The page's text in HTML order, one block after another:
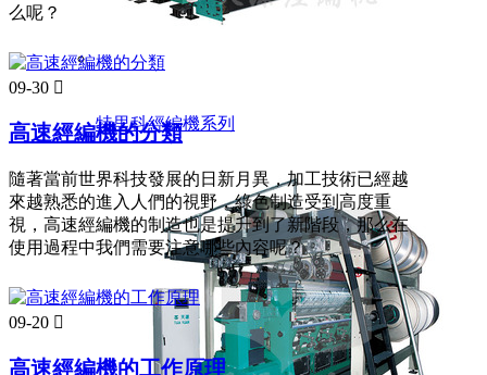
特里科經編機系列
么呢？
09-30 
高速經編機的分類
隨著當前世界科技發展的日新月異，加工技術已經越
來越熟悉的進入人們的視野，綠色制造受到高度重
視，高速經編機的制造也是提升到了新階段，那么在
使用過程中我們需要注意哪些內容呢？
09-20 
高速經編機的工作原理